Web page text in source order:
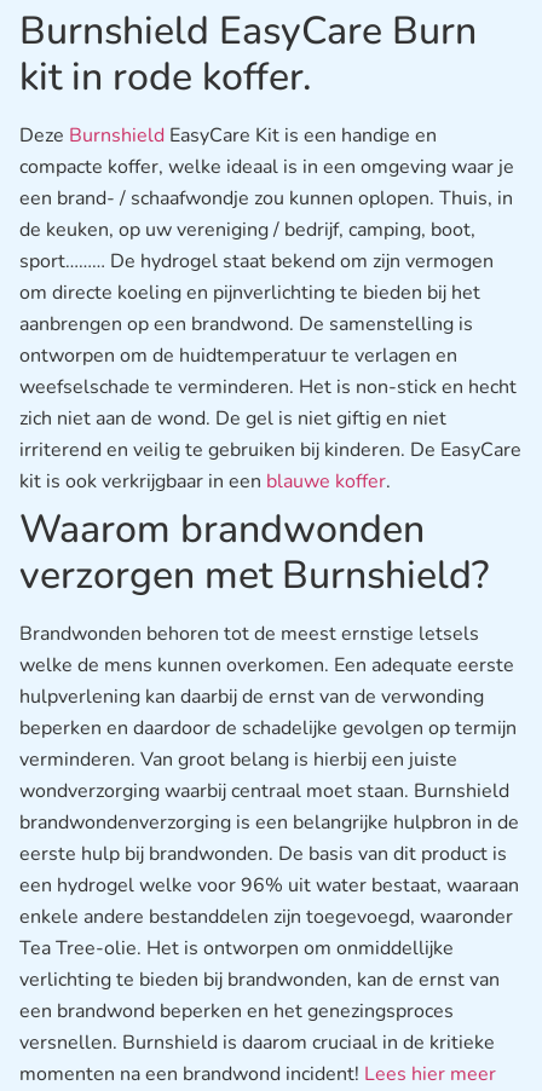
Burnshield EasyCare Burn
kit in rode koffer.
Deze Burnshield EasyCare Kit is een handige en
compacte koffer, welke ideaal is in een omgeving waar je
een brand- / schaafwondje zou kunnen oplopen. Thuis, in
de keuken, op uw vereniging / bedrijf, camping, boot,
sport……… De hydrogel staat bekend om zijn vermogen
om directe koeling en pijnverlichting te bieden bij het
aanbrengen op een brandwond. De samenstelling is
ontworpen om de huidtemperatuur te verlagen en
weefselschade te verminderen. Het is non-stick en hecht
zich niet aan de wond. De gel is niet giftig en niet
irriterend en veilig te gebruiken bij kinderen. De EasyCare
kit is ook verkrijgbaar in een blauwe koffer.
Waarom brandwonden
verzorgen met Burnshield?
Brandwonden behoren tot de meest ernstige letsels
welke de mens kunnen overkomen. Een adequate eerste
hulpverlening kan daarbij de ernst van de verwonding
beperken en daardoor de schadelijke gevolgen op termijn
verminderen. Van groot belang is hierbij een juiste
wondverzorging waarbij centraal moet staan. Burnshield
brandwondenverzorging is een belangrijke hulpbron in de
eerste hulp bij brandwonden. De basis van dit product is
een hydrogel welke voor 96% uit water bestaat, waaraan
enkele andere bestanddelen zijn toegevoegd, waaronder
Tea Tree-olie. Het is ontworpen om onmiddellijke
verlichting te bieden bij brandwonden, kan de ernst van
een brandwond beperken en het genezingsproces
versnellen. Burnshield is daarom cruciaal in de kritieke
momenten na een brandwond incident! Lees hier meer